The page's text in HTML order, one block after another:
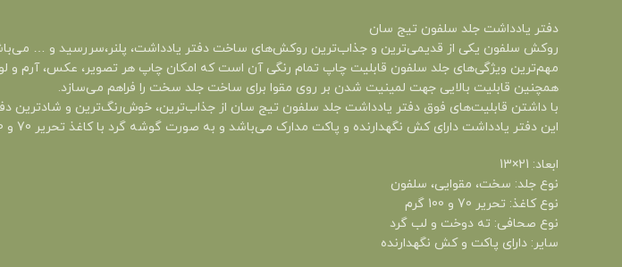
دفتر یادداشت جلد سلفون تیج سان
روکش سلفون یکی از قدیمی‌ترین و جذاب‌ترین روکش‌های ساخت دفتر یادداشت، پلنر،سررسید و …
مهم‌ترین ویژگی‌های جلد سلفون قابلیت چاپ تمام رنگی آن است که امکان چاپ هر تصویر، عکس، آرم و
همچنین قابلیت بالایی جهت لمینیت شدن بر روی مقوا برای ساخت جلد سخت را فراهم می‌سازد.
با داشتن قابلیت‌های فوق دفتر یادداشت جلد سلفون تیج سان از جذاب‌ترین، خوش‌رنگ‌ترین و شادترین
این دفتر یادداشت دارای کش نگهدارنده و پاکت مدارک می‌باشد و به صورت گوشه گرد با کاغذ تحریر 70 و 100 گرم کِرِم و با صحافی ته دوخت تولید و روانه بازار شده است.
ابعاد: 21×13
نوع جلد: سخت، مقوایی، سلفون
نوع کاغذ: تحریر 70 و 100 گرم
نوع صحافی: ته دوخت و لب گرد
سایر: دارای پاکت و کش نگهدارنده